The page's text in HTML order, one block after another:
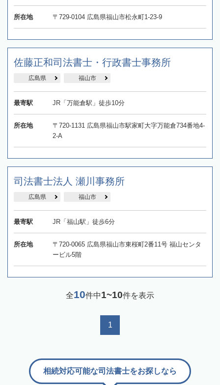
所在地 〒729-0104 広島県福山市松永町1-23-9
佐藤正和司法書士・行政書士事務所
広島県 福山市
最寄駅 JR「万能倉駅」徒歩10分
所在地
〒720-1131 広島県福山市駅家町大字万能倉734番地4-
2-A
司法書士法人 瀬川事務所
広島県 福山市
最寄駅 JR「福山駅」徒歩6分
所在地
〒720-0065 広島県福山市東桜町2番11号 福山センタ
ービル5階
全10件中1~10件を表示
1
相続対応可能な司法書士をお探しなら